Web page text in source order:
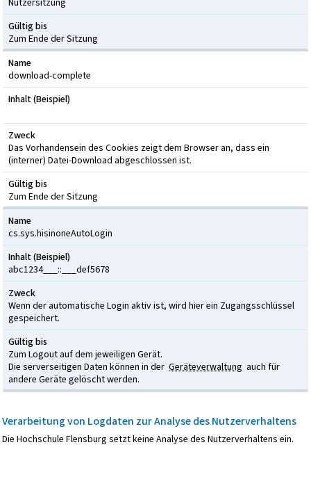
Gültig bis
Zum Ende der Sitzung
Name
download-complete
Inhalt (Beispiel)
Zweck
Das Vorhandensein des Cookies zeigt dem Browser an, dass ein
(interner) Datei-Download abgeschlossen ist.
Gültig bis
Zum Ende der Sitzung
Name
cs.sys.hisinoneAutoLogin
Inhalt (Beispiel)
abc1234___::___def5678
Zweck
Wenn der automatische Login aktiv ist, wird hier ein Zugangsschlüssel
gespeichert.
Gültig bis
Zum Logout auf dem jeweiligen Gerät.
Die serverseitigen Daten können in der Geräteverwaltung auch für
andere Geräte gelöscht werden.
Verarbeitung von Logdaten zur Analyse des Nutzerverhaltens
Die Hochschule Flensburg setzt keine Analyse des Nutzerverhaltens ein.